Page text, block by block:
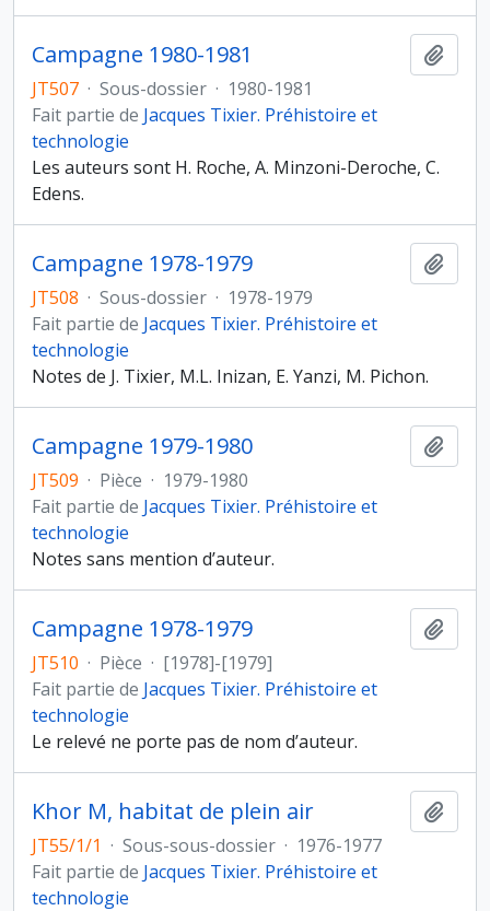
Campagne 1980-1981
JT507 · Sous-dossier · 1980-1981
Fait partie de Jacques Tixier. Préhistoire et
technologie
Les auteurs sont H. Roche, A. Minzoni-Deroche, C.
Edens.
Campagne 1978-1979
JT508 · Sous-dossier · 1978-1979
Fait partie de Jacques Tixier. Préhistoire et
technologie
Notes de J. Tixier, M.L. Inizan, E. Yanzi, M. Pichon.
Campagne 1979-1980
JT509 · Pièce · 1979-1980
Fait partie de Jacques Tixier. Préhistoire et
technologie
Notes sans mention d’auteur.
Campagne 1978-1979
JT510 · Pièce · [1978]-[1979]
Fait partie de Jacques Tixier. Préhistoire et
technologie
Le relevé ne porte pas de nom d’auteur.
Khor M, habitat de plein air
JT55/1/1 · Sous-sous-dossier · 1976-1977
Fait partie de Jacques Tixier. Préhistoire et
technologie